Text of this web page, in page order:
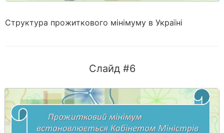
Структура прожиткового мінімуму в Україні
Слайд #6